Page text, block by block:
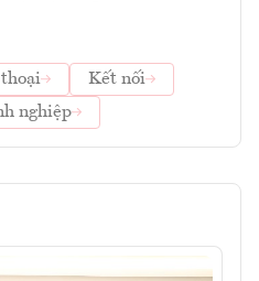
Kết nối
nghiệp